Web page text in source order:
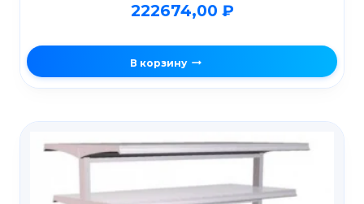
222674,00 ₽
В корзину